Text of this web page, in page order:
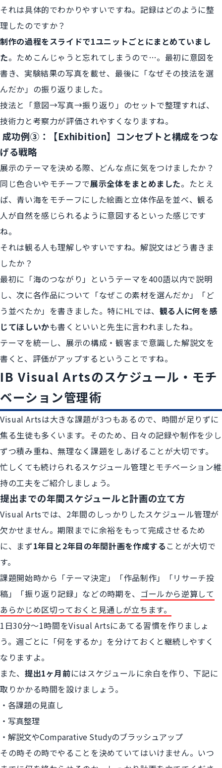
それは具体的でわかりやすいですね。記録はどのように整
理したのですか？
制作の過程をスライドで1ユニットごとにまとめていまし
た。ためこんじゃうと忘れてしまうので…。最初に意図を
書き、実験結果の写真を載せ、最後に「なぜその技法を選
んだか」の振り返りました。
技法と「意図→写真→振り返り」のセットで整理すれば、
技術力と考察力が評価されやすくなりますね。
成功例③：【Exhibition】コンセプトと構成をつな
げる戦略
展示のテーマを決める際、どんな点に気をつけましたか？
同じ色合いやモチーフで展示全体をまとめました。たとえ
ば、青い海をモチーフにした絵画と立体作品を並べ、観る
人が自然を感じられるように意図するといった感じです
ね。
それは観る人も理解しやすいですね。解説文はどう書きま
したか？
最初に「海のつながり」というテーマを400語以内で説明
し、次に各作品について「なぜこの素材を選んだか」「ど
う並べたか」を書きました。特にHLでは、 観る人に何を感
じてほしいかも書くといいと先生に言われましたね。
テーマを統一し、展示の構成・観客まで意識した解説文を
書くと、評価がアップするということですね。
IB Visual Artsのスケジュール・モチ
ベーション管理術
Visual Artsは大きな課題が3つもあるので、時間が足りずに
焦る生徒も多くいます。そのため、日々の記録や制作を少し
ずつ積み重ね、無理なく課題をしあげることが大切です。
忙しくても続けられるスケジュール管理とモチベーション維
持の工夫をご紹介しましょう。
提出までの年間スケジュールと計画の立て方
Visual Artsでは、2年間のしっかりしたスケジュール管理が
欠かせません。期限までに余裕をもって完成させるため
に、まず1年目と2年目の年間計画を作成する ことが大切で
す。
課題開始時から「テーマ決定」「作品制作」「リサーチ投
稿」「振り返り記録」などの時期を、 ゴールから逆算して
あらかじめ区切っておくと見通しが立ちます。
1日30分〜1時間をVisual Artsにあてる習慣を作りましょ
う。週ごとに「何をするか」を分けておくと継続しやすく
なりますよ。
また、 提出1ヶ月前にはスケジュールに余白を作り、下記に
取りかかる時間を設けましょう。
各課題の見直し
写真整理
解説文やComparative Studyのブラッシュアップ
その時その時でやることを決めていてはいけません。いつ